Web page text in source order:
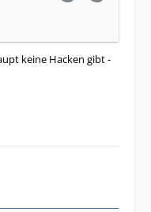
keine Hacken gibt -